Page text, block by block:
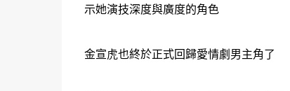
示她演技深度與廣度的角色
金宣虎也終於正式回歸愛情劇男主角了